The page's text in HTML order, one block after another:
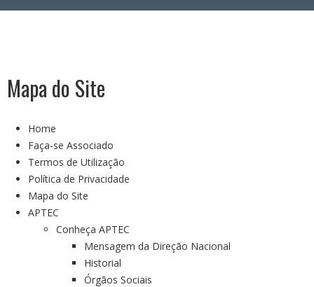
Mapa do Site
Home
Faça-se Associado
Termos de Utilização
Política de Privacidade
Mapa do Site
APTEC
Conheça APTEC
Mensagem da Direção Nacional
Historial
Órgãos Sociais